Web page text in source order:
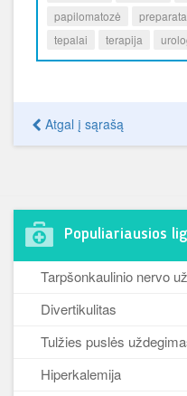
papilomatozė
tepalai
terapija
Atgal į sąrašą
Populiariausios
Tarpšonkaulinio nervo
Divertikulitas
Tulžies puslės
Hiperkalemija